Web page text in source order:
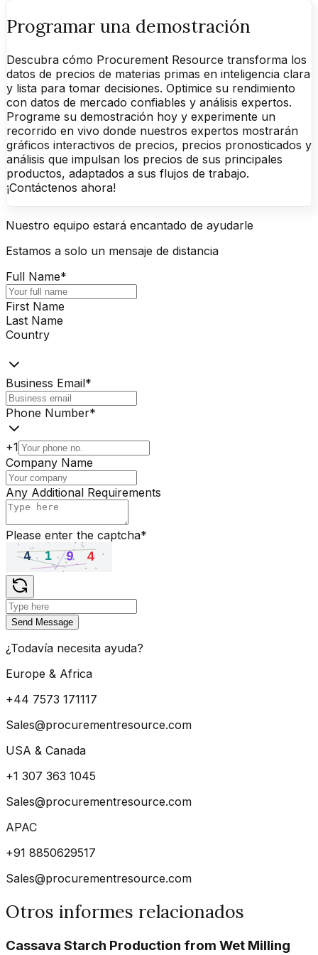
Programar una demostración
Descubra cómo Procurement Resource transforma los
datos de precios de materias primas en inteligencia clara
y lista para tomar decisiones. Optimice su rendimiento
con datos de mercado confiables y análisis expertos.
Programe su demostración hoy y experimente un
recorrido en vivo donde nuestros expertos mostrarán
gráficos interactivos de precios, precios pronosticados y
análisis que impulsan los precios de sus principales
productos, adaptados a sus flujos de trabajo.
¡Contáctenos ahora!
Nuestro equipo estará encantado de ayudarle
Estamos a solo un mensaje de distancia
Full Name*
First Name
Last Name
Country
Business Email*
Phone Number*
+1
Company Name
Any Additional Requirements
Please enter the captcha*
Send Message
¿Todavía necesita ayuda?
Europe & Africa
+44 7573 171117
Sales@procurementresource.com
USA & Canada
+1 307 363 1045
Sales@procurementresource.com
APAC
+91 8850629517
Sales@procurementresource.com
Otros informes relacionados
Cassava Starch Production from Wet Milling